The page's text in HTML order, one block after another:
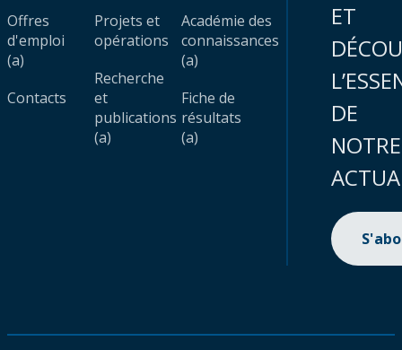
Offres
d'emploi
(a)
Contacts
Projets et
opérations
Recherche
et
publications
(a)
Académie des
connaissances
(a)
Fiche de
résultats
(a)
ET
DE
NOTRE